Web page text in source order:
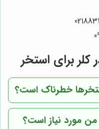
کلر برای استخر
خطرناک است؟
من مورد نیاز است؟